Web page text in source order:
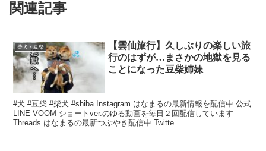
関連記事
柴犬・豆柴
【雲仙旅行】久しぶりの楽しい旅
行のはずが…まさかの地獄を見る
ことになった豆柴姉妹
#犬 #豆柴 #柴犬 #shiba Instagram はなまるの最新情報を配信中 公式
LINE VOOM ショートver.のゆる動画を毎日２回配信しています
Threads はなまるの最新つぶやき配信中 Twitte...